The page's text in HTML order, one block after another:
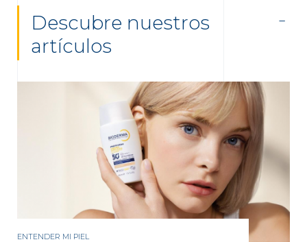
Descubre nuestros
artículos
ENTENDER MI PIEL